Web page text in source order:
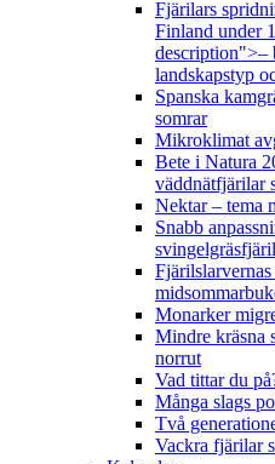
Fjärilars
Finland under
description">–
landskapstyp
Spanska
somrar
Mikroklimat
Bete i Natura
väddnätfjärilar
Nektar – tema
Snabb
Monarker
Mindre kräsna
norrut
Vad tittar du
Många slags
Två
Vackra fjärilar